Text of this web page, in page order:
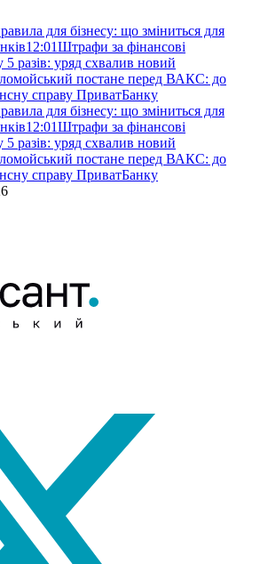
для бізнесу: що зміниться для
12:01Штрафи за фінансові
разів: уряд схвалив новий
постане перед ВАКС: до
справу ПриватБанку
для бізнесу: що зміниться для
12:01Штрафи за фінансові
разів: уряд схвалив новий
постане перед ВАКС: до
справу ПриватБанку